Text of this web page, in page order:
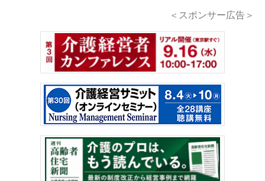
＜スポンサー広告＞